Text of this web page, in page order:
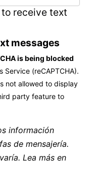
receive text
messages
is being blocked
Service (reCAPTCHA).
not allowed to display
party feature to
información
de mensajería.
Lea más en